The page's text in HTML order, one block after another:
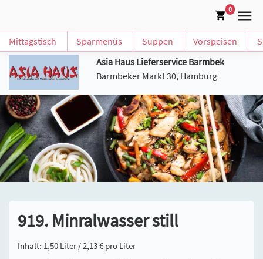
0
Mittagstisch Sparmenüs Suppen Vorspeisen
Asia Haus Lieferservice Barmbek
Barmbeker Markt 30, Hamburg
919. Minralwasser still
Inhalt: 1,50 Liter / 2,13 € pro Liter